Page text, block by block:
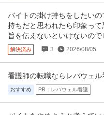
バイトの掛け持ちをしたい
持ちだと思われたら印象っ
旨を伝えないといけないの
解決済み 3 2026/08/05
看護師の転職ならレバウェル
おすすめ PR：レバウェル看護